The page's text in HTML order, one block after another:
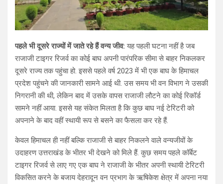
पहले भी दूसरे राज्यों में जाते रहे हैं वन्य जीव: यह पहली घटना नहीं है जब
राजाजी टाइगर रिजर्व का कोई बाघ अपनी पारंपरिक सीमा से बाहर निकलकर
दूसरे राज्य तक पहुंचा हो. इससे पहले वर्ष 2023 में भी एक बाघ के हिमाचल
प्रदेश पहुंचने की जानकारी सामने आई थी. उस समय भी वन विभाग ने उसकी
निगरानी की थी, लेकिन बाद में उसके वापस राजाजी लौटने का कोई रिकॉर्ड
सामने नहीं आया. इससे यह संकेत मिलता है कि कुछ बाघ नई टेरिटरी को
अपनाने के बाद वहीं स्थायी रूप से बसने का फैसला कर रहे हैं.
केवल हिमाचल ही नहीं बल्कि राजाजी से बाहर निकलने वाले वन्यजीवों के
उदाहरण उत्तराखंड के भीतर भी देखने को मिले हैं. कुछ समय पहले कॉर्बेट
टाइगर रिजर्व से लाए गए एक बाघ ने राजाजी के भीतर अपनी स्थायी टेरिटरी
विकसित करने के बजाय देहरादून वन प्रभाग के ऋषिकेश क्षेत्र में अपना नया